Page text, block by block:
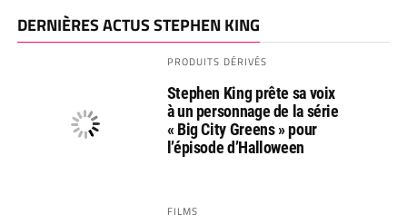
DERNIÈRES ACTUS STEPHEN KING
PRODUITS DÉRIVÉS
Stephen King prête sa voix
à un personnage de la série
« Big City Greens » pour
l’épisode d’Halloween
FILMS